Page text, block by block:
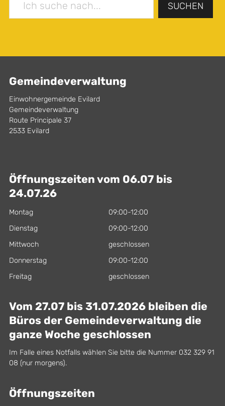
SUCHEN
Gemeindeverwaltung
Einwohnergemeinde Evilard
Gemeindeverwaltung
Route Principale 37
2533 Evilard
Öffnungszeiten vom 06.07 bis
24.07.26
Montag
09:00-12:00
Dienstag
09:00-12:00
Mittwoch
geschlossen
Donnerstag
09:00-12:00
Freitag
geschlossen
Vom 27.07 bis 31.07.2026 bleiben die
Büros der Gemeindeverwaltung die
ganze Woche geschlossen
Im Falle eines Notfalls wählen Sie bitte die Nummer 032 329 91
08 (nur morgens).
Öffnungszeiten